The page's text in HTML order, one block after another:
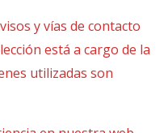
y vías de contacto
está a cargo de la
utilizadas son